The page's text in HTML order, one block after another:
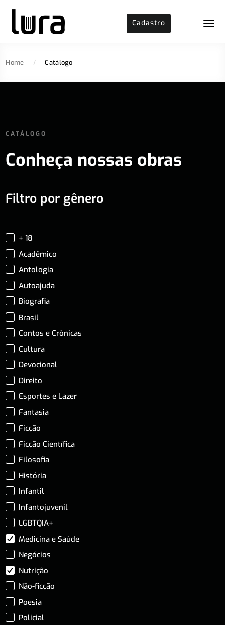
Cadastro
Home / Catálogo
CATÁLOGO
Conheça nossas obras
Filtro por gênero
+ 18
Acadêmico
Antologia
Autoajuda
Biografia
Brasil
Contos e Crônicas
Cultura
Devocional
Direito
Esportes e Lazer
Fantasia
Ficção
Ficção Científica
Filosofia
História
Infantil
Infantojuvenil
LGBTQIA+
Medicina e Saúde
Negócios
Nutrição
Não-ficção
Poesia
Policial